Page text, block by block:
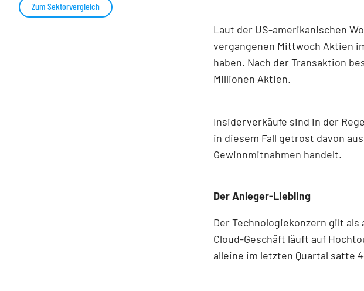
Laut der US-amerikanischen
vergangenen Mittwoch Aktien
haben. Nach der Transaktion
Millionen Aktien.
Insiderverkäufe sind in der
in diesem Fall getrost davon
Gewinnmitnahmen handelt.
Der Anleger-Liebling
Der Technologiekonzern gilt
Cloud-Geschäft läuft auf
alleine im letzten Quartal satte
Zum Sektorvergleich